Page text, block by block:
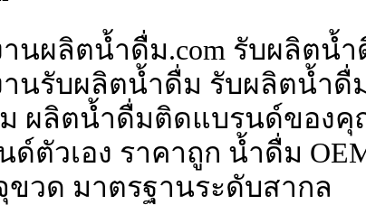
านผลิตน้ำดื่ม.com รับผลิตน้
านรับผลิตน้ำดื่ม รับผลิตน้ำดื่
ผลิตน้ำดื่มติดแบรนด์ของคุ
ด์ตัวเอง ราคาถูก น้ำดื่ม
ขวด มาตรฐานระดับสากล